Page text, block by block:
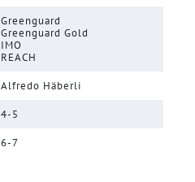
Greenguard
Greenguard Gold
IMO
REACH
Alfredo Häberli
4-5
6-7